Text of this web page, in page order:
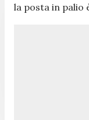
la posta in palio